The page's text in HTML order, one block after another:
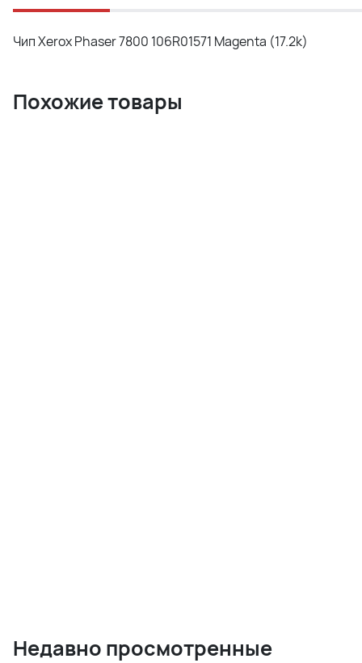
Чип Xerox Phaser 7800 106R01571 Magenta (17.2k)
Похожие товары
Недавно просмотренные